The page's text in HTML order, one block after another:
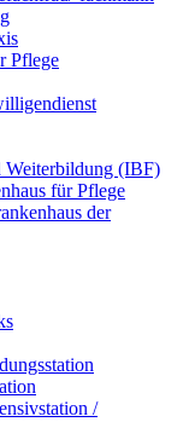
Pflege
Weiterbildung (IBF)
für Pflege
der
/